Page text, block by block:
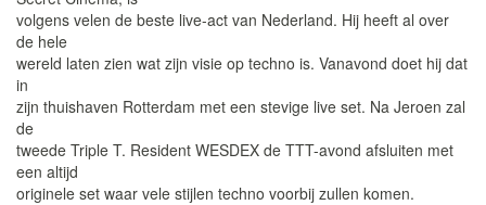
volgens velen de beste live-act van Nederland. Hij heeft al over
de hele
wereld laten zien wat zijn visie op techno is. Vanavond doet hij dat
in
zijn thuishaven Rotterdam met een stevige live set. Na Jeroen zal
de
tweede Triple T. Resident WESDEX de TTT-avond afsluiten met
een altijd
originele set waar vele stijlen techno voorbij zullen komen.